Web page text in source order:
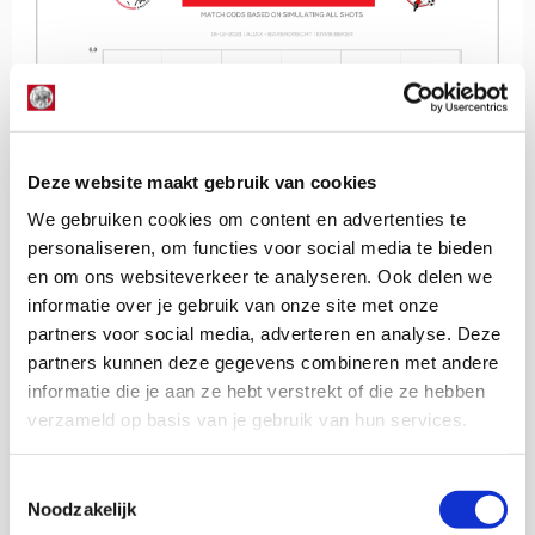
Deze website maakt gebruik van cookies
We gebruiken cookies om content en advertenties te
personaliseren, om functies voor social media te bieden
en om ons websiteverkeer te analyseren. Ook delen we
informatie over je gebruik van onze site met onze
partners voor social media, adverteren en analyse. Deze
partners kunnen deze gegevens combineren met andere
informatie die je aan ze hebt verstrekt of die ze hebben
verzameld op basis van je gebruik van hun services.
Noodzakelijk
We zien hierboven aan de grafiek nog waarom
sommige Ajacieden toch ietwat ontevreden waren over
deze wedstrijd. De lange vlakke lijn en eigenlijk de hele
alles bij elkaar genomen kunnen we niet anders zeggen
dan dat Ajax deed wat het moest doen. Behalve dan